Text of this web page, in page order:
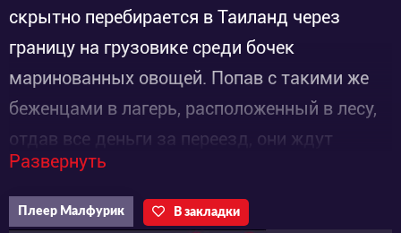
скрытно перебирается в Таиланд через
границу на грузовике среди бочек
маринованных овощей. Попав с такими же
беженцами в лагерь, расположенный в лесу,
отдав все деньги за переезд, они ждут
обещанный переезд в город и работу.
Наконец матери и дочери предлагается
Развернуть
Плеер Малфурик В закладки